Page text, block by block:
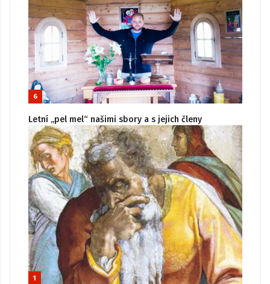
6
Letní „pel mel“ našimi sbory a s jejich členy
1